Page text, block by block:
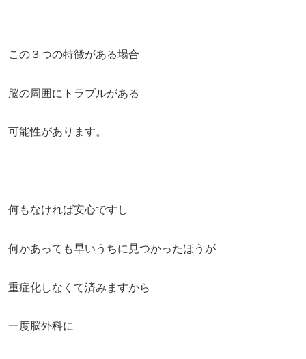
この３つの特徴がある場合
脳の周囲にトラブルがある
可能性があります。
何もなければ安心ですし
何かあっても早いうちに見つかったほうが
重症化しなくて済みますから
一度脳外科に